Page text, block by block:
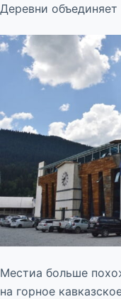
Деревни
Местиа больше
на горное